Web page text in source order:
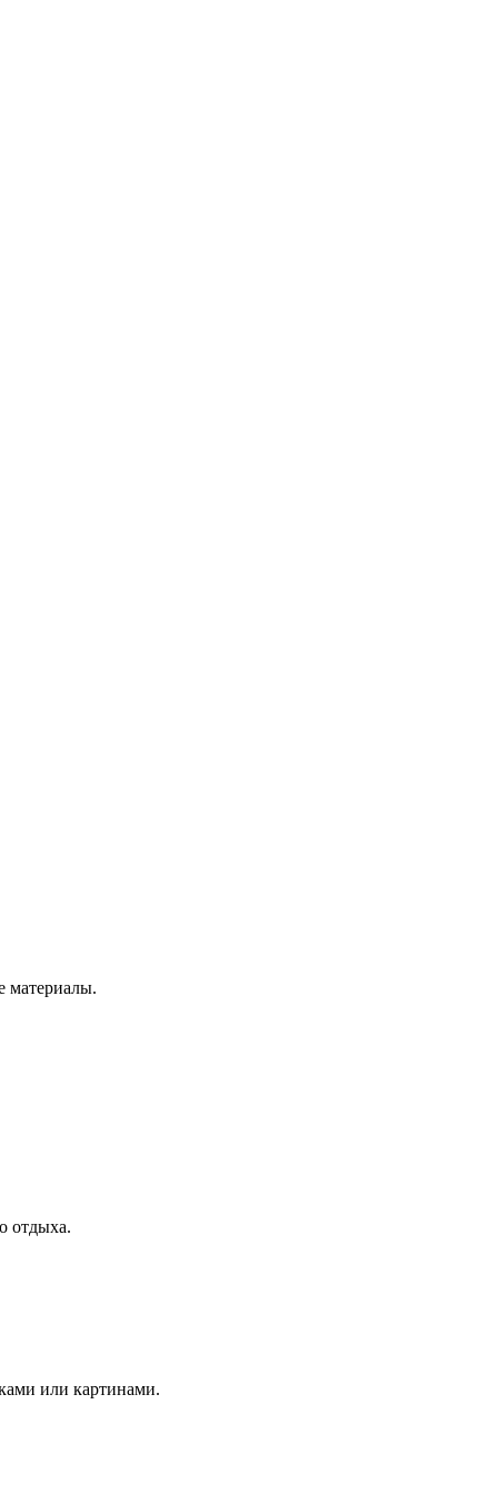
материалы.
отдыха.
или картинами.